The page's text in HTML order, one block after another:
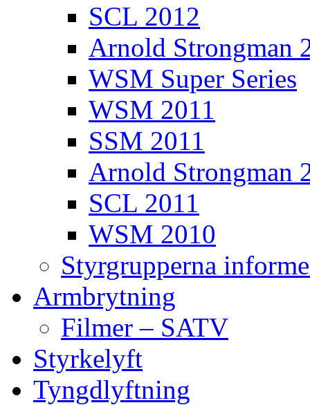
SCL 2012
Arnold Strongman
WSM Super Series
WSM 2011
SSM 2011
Arnold Strongman
SCL 2011
WSM 2010
Styrgrupperna
Armbrytning
Filmer – SATV
Styrkelyft
Tyngdlyftning